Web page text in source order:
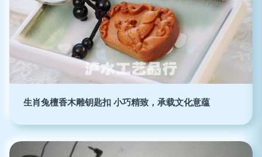
生肖兔檀香木雕钥匙扣 小巧精致，承载文化意蕴